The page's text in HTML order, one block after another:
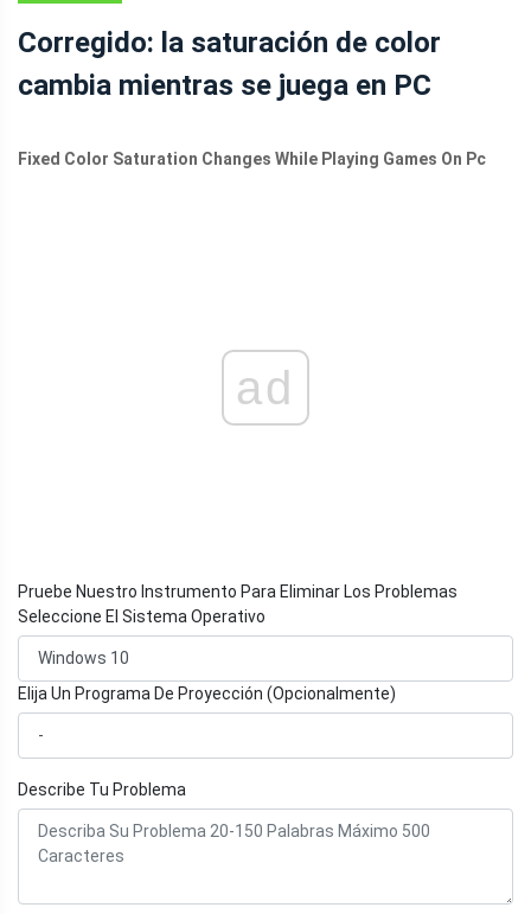
Corregido: la saturación de color
cambia mientras se juega en PC
Fixed Color Saturation Changes While Playing Games On Pc
ad
Pruebe Nuestro Instrumento Para Eliminar Los Problemas
Seleccione El Sistema Operativo
Elija Un Programa De Proyección (Opcionalmente)
Describe Tu Problema